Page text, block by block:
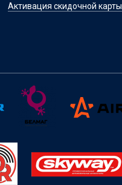
Активация скидочной карты